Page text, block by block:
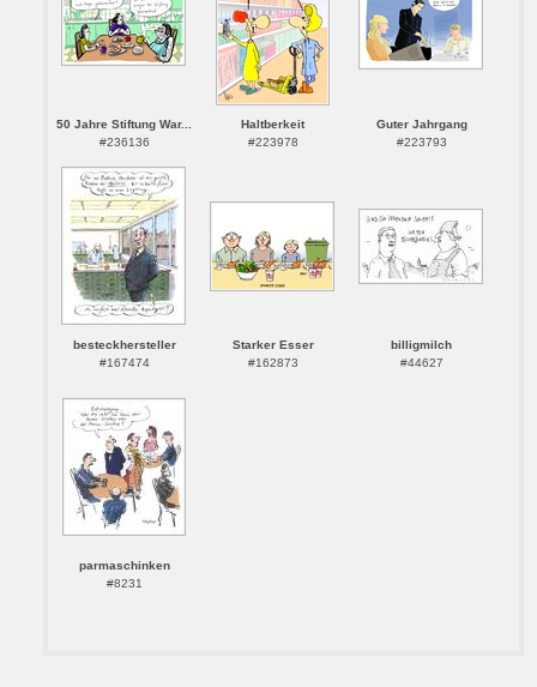
50 Jahre Stiftung War...
#236136
Haltberkeit
#223978
Guter Jahrgang
#223793
besteckhersteller
#167474
Starker Esser
#162873
billigmilch
#44627
parmaschinken
#8231